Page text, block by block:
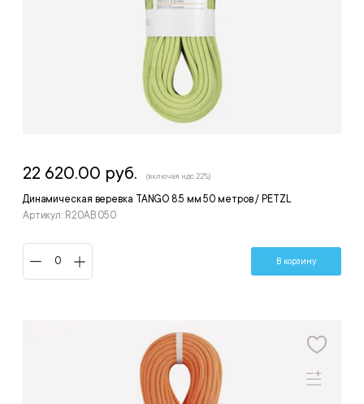
Динамическая веревка TANGO 8.5 мм 50 метров / PETZL
Артикул: R20AB 050
22 620.00 руб. (включая ндс 22%)
В корзину